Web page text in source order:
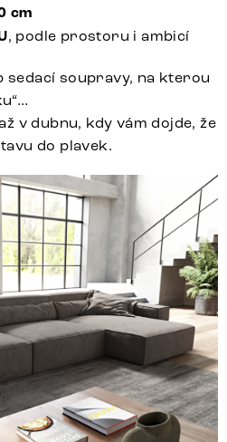
cm
, podle prostoru i ambicí
sedací soupravy, na kterou
v dubnu, kdy vám dojde, že
do plavek.